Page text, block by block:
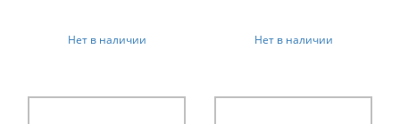
Нет в наличии Нет в наличии